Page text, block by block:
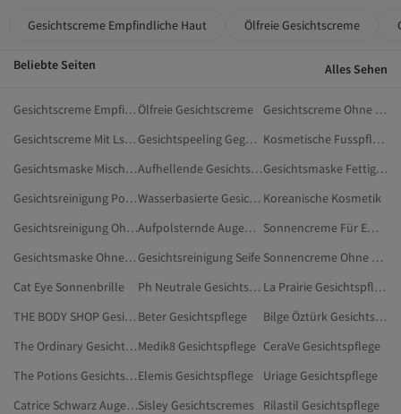
Gesichtscreme Empfindliche Haut Ölfreie Gesichtscreme
Beliebte Seiten Alles Sehen
Gesichtscreme Empfindliche Haut Ölfreie Gesichtscreme
Gesichtscreme Ohne Alkohol
Gesichtscreme Mit Lsf 30
Gesichtspeeling Gegen Mitesser
Kosmetische Fusspflege
Gesichtsmaske Mischhaut
Aufhellende Gesichtsmaske
Gesichtsmaske Fettige Haut
Gesichtsreinigung Poren
Wasserbasierte Gesichtsreinigung Koreanische Kosmetik
Gesichtsreinigung Ohne Alkohol
Aufpolsternde Augencreme
Sonnencreme Für Empfindliche Haut
Gesichtsmaske Ohne Parfüm Gesichtsreinigung Seife
Sonnencreme Ohne Alkohol
Cat Eye Sonnenbrille
Ph Neutrale Gesichtsreinigung
La Prairie Gesichtspflege
THE BODY SHOP Gesichtspflege Beter Gesichtspflege
Bilge Öztürk Gesichtspflege
The Ordinary GesichtspflegeMedik8 Gesichtspflege CeraVe Gesichtspflege
The Potions GesichtspflegeElemis Gesichtspflege
Uriage Gesichtspflege
Catrice Schwarz Augen-Make-upSisley Gesichtscremes
Rilastil Gesichtspflege